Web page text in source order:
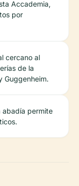
Accademia,
por
cercano al
de la
Guggenheim.
abadía permite